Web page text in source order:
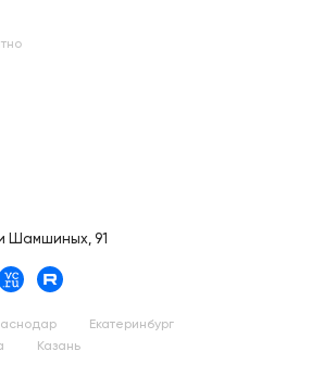
Шамшиных, 91
Екатеринбург
Казань